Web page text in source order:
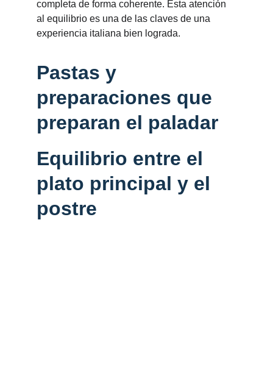
Pastas y
preparaciones que
preparan el paladar
completa de forma coherente. Esta atención
al equilibrio es una de las claves de una
experiencia italiana bien lograda.
Equilibrio entre el
plato principal y el
postre